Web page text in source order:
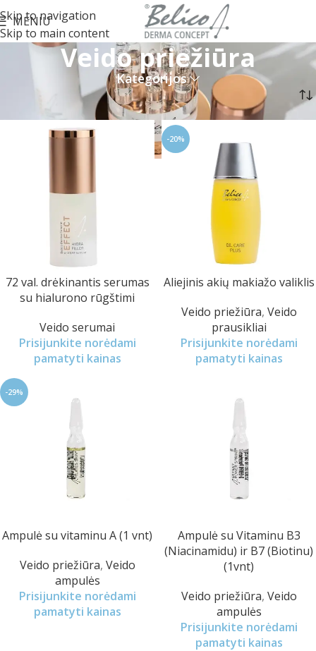
Skip to navigation
Skip to main content
MENIU
Veido priežiūra
Kategorijos
Veido priežiūra Puslapis 2
72 val. drėkinantis serumas
su hialurono rūgštimi
Veido serumai
Prisijunkite norėdami
pamatyti kainas
-20%
Aliejinis akių makiažo valiklis
Veido priežiūra, Veido
prausikliai
Prisijunkite norėdami
pamatyti kainas
-29%
Ampulė su vitaminu A (1 vnt)
Veido priežiūra, Veido
ampulės
Prisijunkite norėdami
pamatyti kainas
Ampulė su Vitaminu B3
(Niacinamidu) ir B7 (Biotinu)
(1vnt)
Veido priežiūra, Veido
ampulės
Prisijunkite norėdami
pamatyti kainas